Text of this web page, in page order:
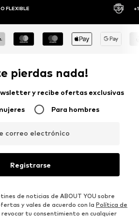
FLEXIBLE
pierdas nada!
y recibe ofertas exclusivas
Para hombres
correo electrónico
Registrarse
de noticias de ABOUT YOU sobre
y vales de acuerdo con la Política de
revocar tu consentimiento en cualquier